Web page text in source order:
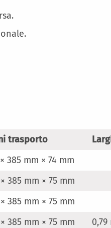
trasporto
385 mm × 74 mm
385 mm × 75 mm
385 mm × 75 mm
385 mm × 75 mm 0,79